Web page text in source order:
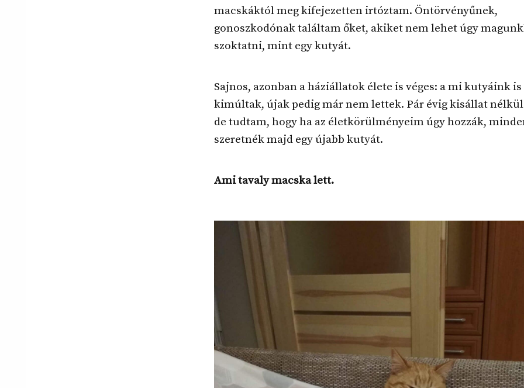
macskáktól meg kifejezetten irtóztam. Öntörvényűnek,
gonoszkodónak találtam őket, akiket nem lehet úgy
szoktatni, mint egy kutyát.
Sajnos, azonban a háziállatok élete is véges: a mi kutyáink is
kimúltak, újak pedig már nem lettek. Pár évig kisállat
de tudtam, hogy ha az életkörülményeim úgy hozzák,
szeretnék majd egy újabb kutyát.
Ami tavaly macska lett.